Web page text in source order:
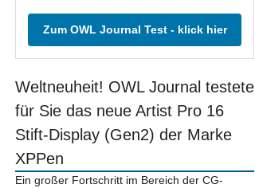
Zum OWL Journal Test - klick hier
Weltneuheit! OWL Journal testete
für Sie das neue Artist Pro 16
Stift-Display (Gen2) der Marke
XPPen
Ein großer Fortschritt im Bereich der CG-